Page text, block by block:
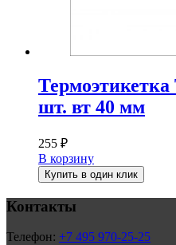
шт. вт 40 мм
255 ₽
В корзину
Купить в один клик
Контакты
Телефон: +7 495 970-25-25